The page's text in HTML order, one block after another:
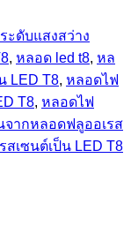
ะดับแสงสว่าง
, หลอด led t8, หล
LED T8, หลอดไฟ
T8, หลอดไฟ
จากหลอดฟลูออเรส
เซนต์เป็น LED T8